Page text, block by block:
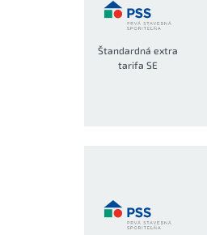
Štandardná extra
tarifa SE